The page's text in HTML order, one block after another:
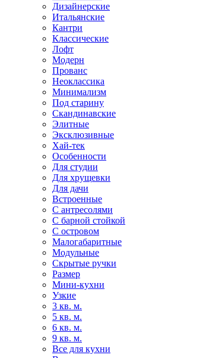
Дизайнерские
Итальянские
Кантри
Классические
Лофт
Модерн
Прованс
Неоклассика
Минимализм
Под старину
Скандинавские
Элитные
Эксклюзивные
Хай-тек
Особенности
Для студии
Для хрущевки
Для дачи
Встроенные
С антресолями
С барной стойкой
С островом
Малогабаритные
Модульные
Скрытые ручки
Размер
Мини-кухни
Узкие
3 кв. м.
5 кв. м.
6 кв. м.
9 кв. м.
Все для кухни